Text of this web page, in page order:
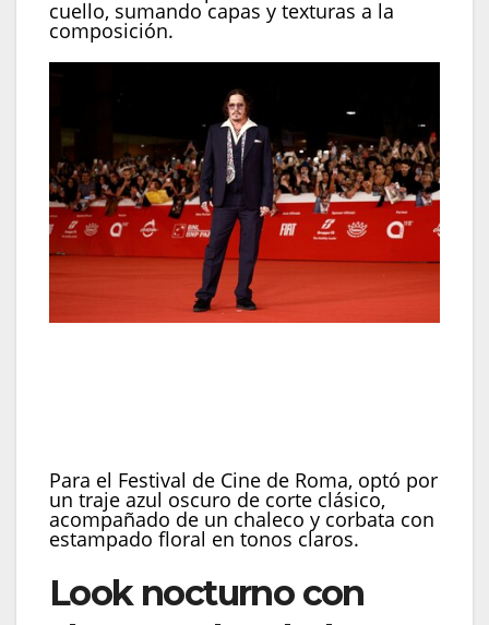
cuello, sumando capas y texturas a la
composición.
Para el Festival de Cine de Roma, optó por
un traje azul oscuro de corte clásico,
acompañado de un chaleco y corbata con
estampado floral en tonos claros.
Look nocturno con